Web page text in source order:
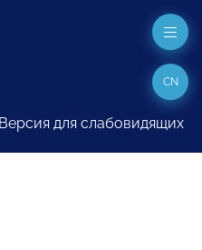
Версия для слабовидящих
CN